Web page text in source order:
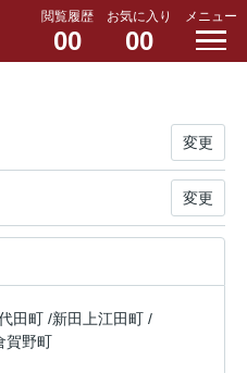
閲覧履歴
00
お気に入り
00
メニュー
変更
変更
田町 /新田上江田町 /
賀野町